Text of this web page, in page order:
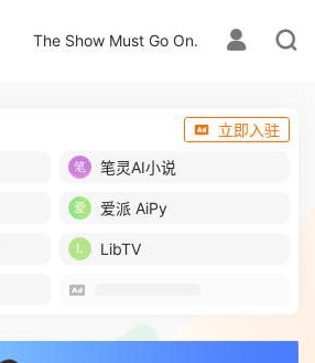
The Show Must Go On.
立即入驻
笔灵AI小说
爱派 AiPy
LibTV